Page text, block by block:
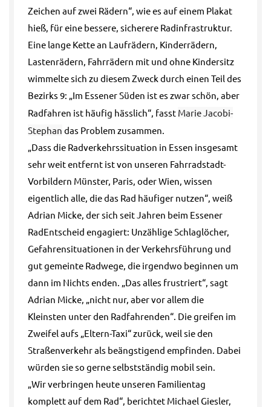
Zeichen auf zwei Rädern“, wie es auf einem Plakat
hieß, für eine bessere, sicherere Radinfrastruktur.
Eine lange Kette an Laufrädern, Kinderrädern,
Lastenrädern, Fahrrädern mit und ohne Kindersitz
wimmelte sich zu diesem Zweck durch einen Teil des
Bezirks 9: „Im Essener Süden ist es zwar schön, aber
Radfahren ist häufig hässlich“, fasst Marie Jacobi-
Stephan das Problem zusammen.
„Dass die Radverkehrssituation in Essen insgesamt
sehr weit entfernt ist von unseren Fahrradstadt-
Vorbildern Münster, Paris, oder Wien, wissen
eigentlich alle, die das Rad häufiger nutzen“, weiß
Adrian Micke, der sich seit Jahren beim Essener
RadEntscheid engagiert: Unzählige Schlaglöcher,
Gefahrensituationen in der Verkehrsführung und
gut gemeinte Radwege, die irgendwo beginnen um
dann im Nichts enden. „Das alles frustriert“, sagt
Adrian Micke, „nicht nur, aber vor allem die
Kleinsten unter den Radfahrenden“. Die greifen im
Zweifel aufs „Eltern-Taxi“ zurück, weil sie den
Straßenverkehr als beängstigend empfinden. Dabei
würden sie so gerne selbstständig mobil sein.
„Wir verbringen heute unseren Familientag
komplett auf dem Rad“, berichtet Michael Giesler,